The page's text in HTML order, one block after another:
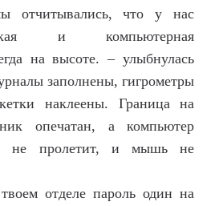
отчитывались, что у нас
и компьютерная
на высоте. – улыбнулась
заполнены, гигрометры
наклеены. Граница на
опечатан, а компьютер
не пролетит, и мышь не
отделе пароль один на